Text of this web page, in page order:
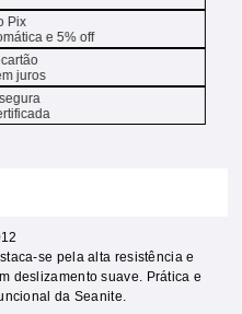
Pix
e 5% off
juros
se pela alta resistência e
deslizamento suave. Prática e
da Seanite.